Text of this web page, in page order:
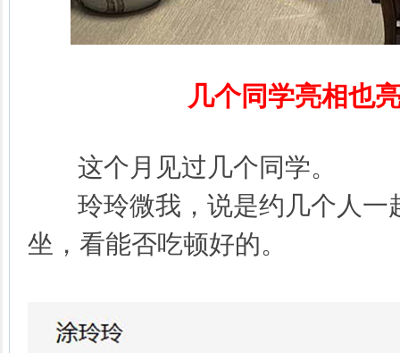
几个同学亮相也
这个月见过几个同学。
玲玲微我，说是约几个人一
坐，看能否吃顿好的。